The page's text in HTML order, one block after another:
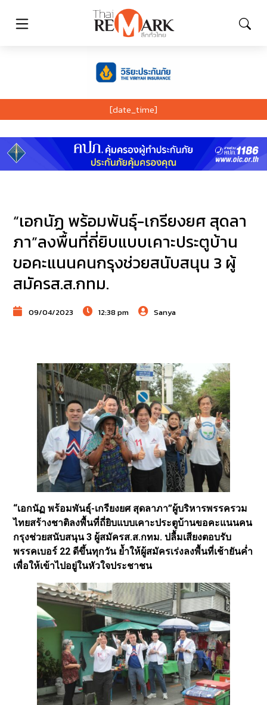
[date_time]
“เอกนัฏ พร้อมพันธุ์-เกรียงยศ สุดลา
ภา”ลงพื้นที่ถี่ยิบแบบเคาะประตูบ้าน
ขอคะแนนคนกรุงช่วยสนับสนุน 3 ผู้
สมัครส.ส.กทม.
09/04/2023 12:38 pm Sanya
“เอกนัฏ พร้อมพันธุ์-เกรียงยศ สุดลาภา”ผู้บริหารพรรครวม
ไทยสร้างชาติลงพื้นที่ถี่ยิบแบบเคาะประตูบ้านขอคะแนนคน
กรุงช่วยสนับสนุน 3 ผู้สมัครส.ส.กทม. ปลื้มเสียงตอบรับ
พรรคเบอร์ 22 ดีขึ้นทุกวัน ย้ำให้ผู้สมัครเร่งลงพื้นที่เช้ายันค่ำ
เพื่อให้เข้าไปอยู่ในหัวใจประชาชน